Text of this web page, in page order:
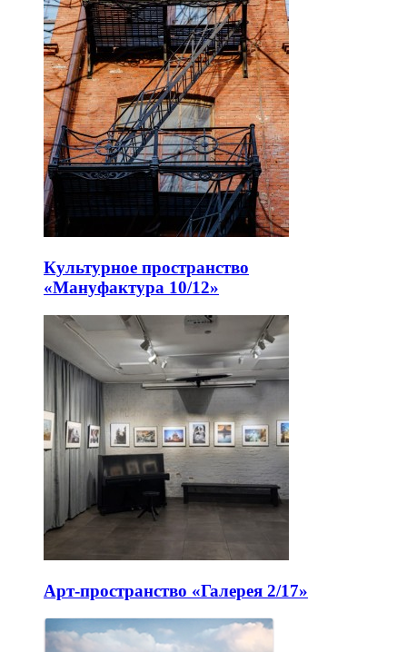
Культурное пространство
«Мануфактура 10/12»
Арт-пространство «Галерея 2/17»